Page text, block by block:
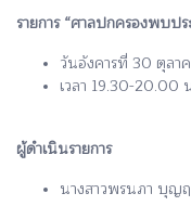
รายการ “ศาลปกครองพบป
วันอังคารที่ 30 ตุลา
เวลา 19.30-20.00
ผู้ดำเนินรายการ
นางสาวพรนภา บุญ